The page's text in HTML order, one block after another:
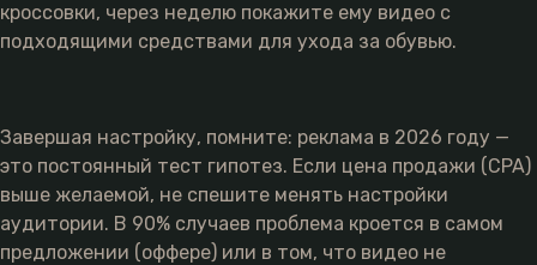
кроссовки, через неделю покажите ему видео с
подходящими средствами для ухода за обувью.
Завершая настройку, помните: реклама в 2026 году —
это постоянный тест гипотез. Если цена продажи (CPA)
выше желаемой, не спешите менять настройки
аудитории. В 90% случаев проблема кроется в самом
предложении (оффере) или в том, что видео не